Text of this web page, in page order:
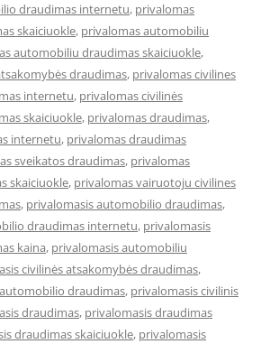
draudimas internetu, privalomas
skaiciuokle, privalomas automobiliu
automobiliu draudimas skaiciuokle,
draudimas, privalomas civilines
internetu, privalomas civilinės
skaiciuokle, privalomas draudimas,
internetu, privalomas draudimas
sveikatos draudimas, privalomas
skaiciuokle, privalomas vairuotoju civilines
, privalomasis automobilio draudimas,
draudimas internetu, privalomasis
kaina, privalomasis automobiliu
civilinės atsakomybės draudimas,
draudimas, privalomasis civilinis
draudimas, privalomasis draudimas
draudimas skaiciuokle, privalomasis